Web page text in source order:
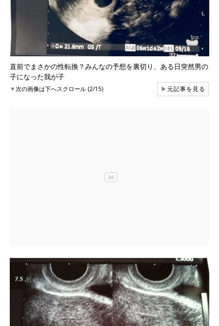
直前でまさかの性転換？みんなの予想を裏切り、ある日突然男の
子になった我が子
▼次の画像は下へスクロール (2/15) ▶元記事を見る